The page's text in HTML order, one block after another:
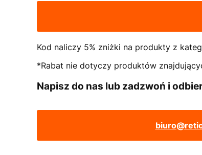
Kod naliczy 5% zniżki na produkty z
*Rabat nie dotyczy produktów
Napisz do nas lub zadzwoń i